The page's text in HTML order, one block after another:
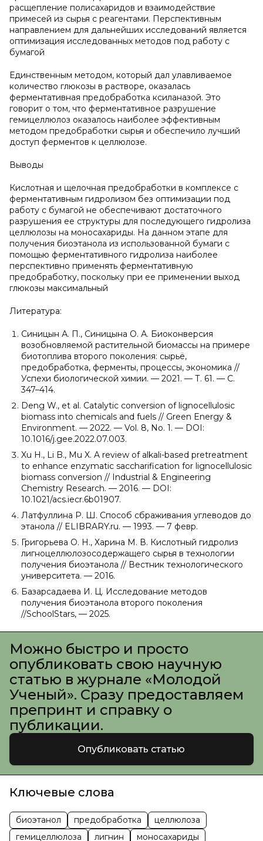
расщепление полисахаридов и взаимодействие
примесей из сырья с реагентами. Перспективным
направлением для дальнейших исследований является
оптимизация исследованных методов под работу с
бумагой
Единственным методом, который дал улавливаемое
количество глюкозы в растворе, оказалась
ферментативная предобработка ксиланазой. Это
говорит о том, что ферментативное разрушение
гемицеллюлоз оказалось наиболее эффективным
методом предобработки сырья и обеспечило лучший
доступ ферментов к целлюлозе.
Выводы
Кислотная и щелочная предобработки в комплексе с
ферментативным гидролизом без оптимизации под
работу с бумагой не обеспечивают достаточного
разрушения ее структуры для последующего гидролиза
целлюлозы на моносахариды. На данном этапе для
получения биоэтанола из использованной бумаги с
помощью ферментативного гидролиза наиболее
перспективно применять ферментативную
предобработку, поскольку при ее применении выход
глюкозы максимальный
Литература:
Синицын А. П., Синицына О. А. Биоконверсия
возобновляемой растительной биомассы на примере
биотоплива второго поколения: сырьё,
предобработка, ферменты, процессы, экономика //
Успехи биологической химии. — 2021. — Т. 61. — С.
347–414.
Deng W., et al. Catalytic conversion of lignocellulosic
biomass into chemicals and fuels // Green Energy &
Environment. — 2022. — Vol. 8, No. 1. — DOI:
10.1016/j.gee.2022.07.003.
Xu H., Li B., Mu X. A review of alkali-based pretreatment
to enhance enzymatic saccharification for lignocellulosic
biomass conversion // Industrial & Engineering
Chemistry Research. — 2016. — DOI:
10.1021/acs.iecr.6b01907.
Латфуллина Р. Ш. Способ сбраживания углеводов до
этанола // ELIBRARY.ru. — 1993. — 7 февр.
Григорьева О. Н., Харина М. В. Кислотный гидролиз
лигноцеллюлозосодержащего сырья в технологии
получения биоэтанола // Вестник технологического
университета. — 2016.
Базарсадаева И. Ц. Исследование методов
получения биоэтанола второго поколения
//SchoolStars, — 2025.
Можно быстро и просто
опубликовать свою научную
статью в журнале «Молодой
Ученый». Сразу предоставляем
препринт и справку о
публикации.
Опубликовать статью
Ключевые слова
биоэтанол предобработка
целлюлоза
гемицеллюлоза
лигнин моносахариды